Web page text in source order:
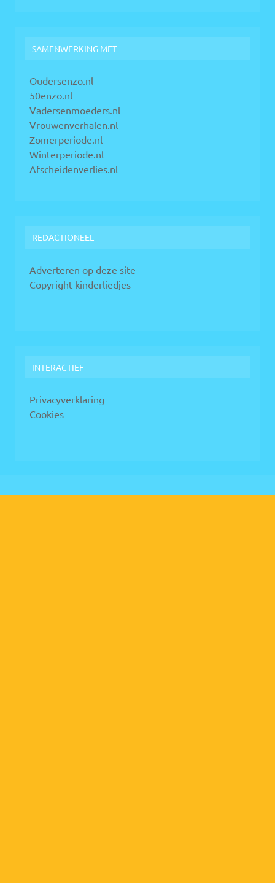
SAMENWERKING MET
Oudersenzo.nl
50enzo.nl
Vadersenmoeders.nl
Vrouwenverhalen.nl
Zomerperiode.nl
Winterperiode.nl
Afscheidenverlies.nl
REDACTIONEEL
Adverteren op deze site
Copyright kinderliedjes
INTERACTIEF
Privacyverklaring
Cookies